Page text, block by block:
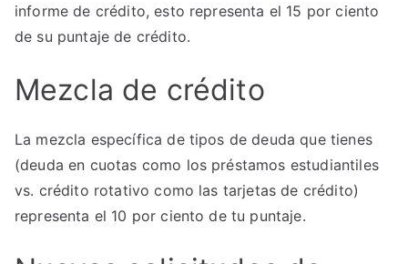
informe de crédito, esto representa el 15 por ciento
de su puntaje de crédito.
Mezcla de crédito
La mezcla específica de tipos de deuda que tienes
(deuda en cuotas como los préstamos estudiantiles
vs. crédito rotativo como las tarjetas de crédito)
representa el 10 por ciento de tu puntaje.